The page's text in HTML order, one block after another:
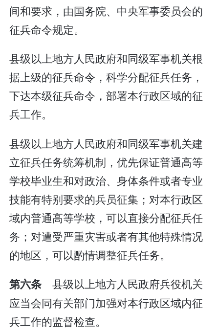
间和要求，由国务院、中央军事委员会的
征兵命令规定。
县级以上地方人民政府和同级军事机关根
据上级的征兵命令，科学分配征兵任务，
下达本级征兵命令，部署本行政区域的征
兵工作。
县级以上地方人民政府和同级军事机关建
立征兵任务统筹机制，优先保证普通高等
学校毕业生和对政治、身体条件或者专业
技能有特别要求的兵员征集；对本行政区
域内普通高等学校，可以直接分配征兵任
务；对遭受严重灾害或者有其他特殊情况
的地区，可以酌情调整征兵任务。
第六条 县级以上地方人民政府兵役机关
应当会同有关部门加强对本行政区域内征
兵工作的监督检查。